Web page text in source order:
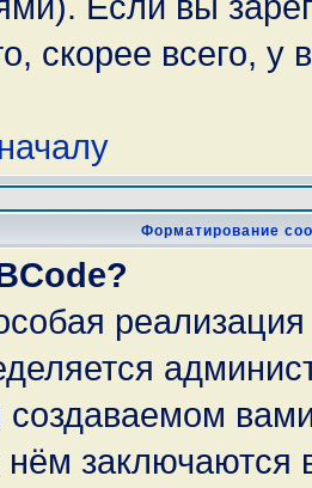
скорее всего,
Форматирование
создаваемом
нём заключаются